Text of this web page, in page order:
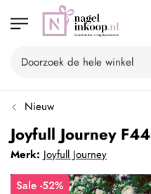
Nieuw
Joyfull Journey F44
Merk: Joyfull Journey
Sale -52%